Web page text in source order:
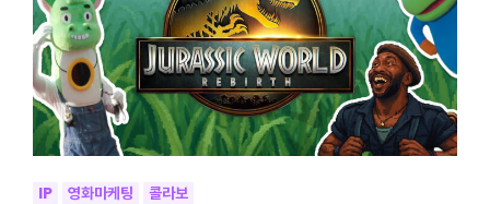
IP 영화마케팅 콜라보